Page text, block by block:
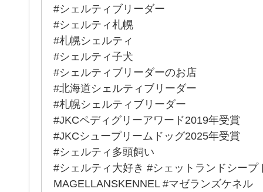
#シェルティブリーダー
#シェルティ札幌
#札幌シェルティ
#シェルティ子犬
#シェルティブリーダーのお店
#北海道シェルティブリーダー
#札幌シェルティブリーダー
#JKCペディグリーアワード2019年受賞
#JKCシュープリームドッグ2025年受賞
#シェルティ多頭飼い
#シェルティ大好き #シェットランドシー
MAGELLANSKENNEL #マゼランズケネル